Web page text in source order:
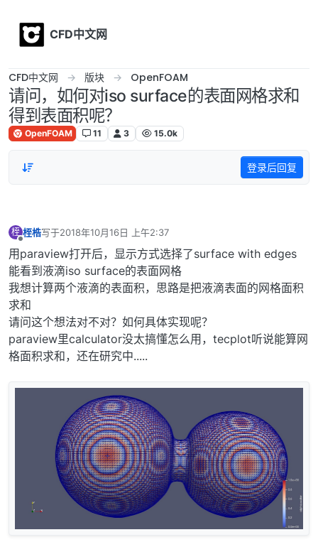
CFD中文网
CFD中文网 版块 OpenFOAM
请问，如何对iso surface的表面网格求和
得到表面积呢？
OpenFOAM 11 3 15.0k
登录后回复
桎 桎梏写于2018年10月16日 上午2:37
最后由 编辑
用paraview打开后，显示方式选择了surface with edges
能看到液滴iso surface的表面网格
我想计算两个液滴的表面积，思路是把液滴表面的网格面积
求和
请问这个想法对不对？如何具体实现呢？
paraview里calculator没太搞懂怎么用，tecplot听说能算网
格面积求和，还在研究中.....